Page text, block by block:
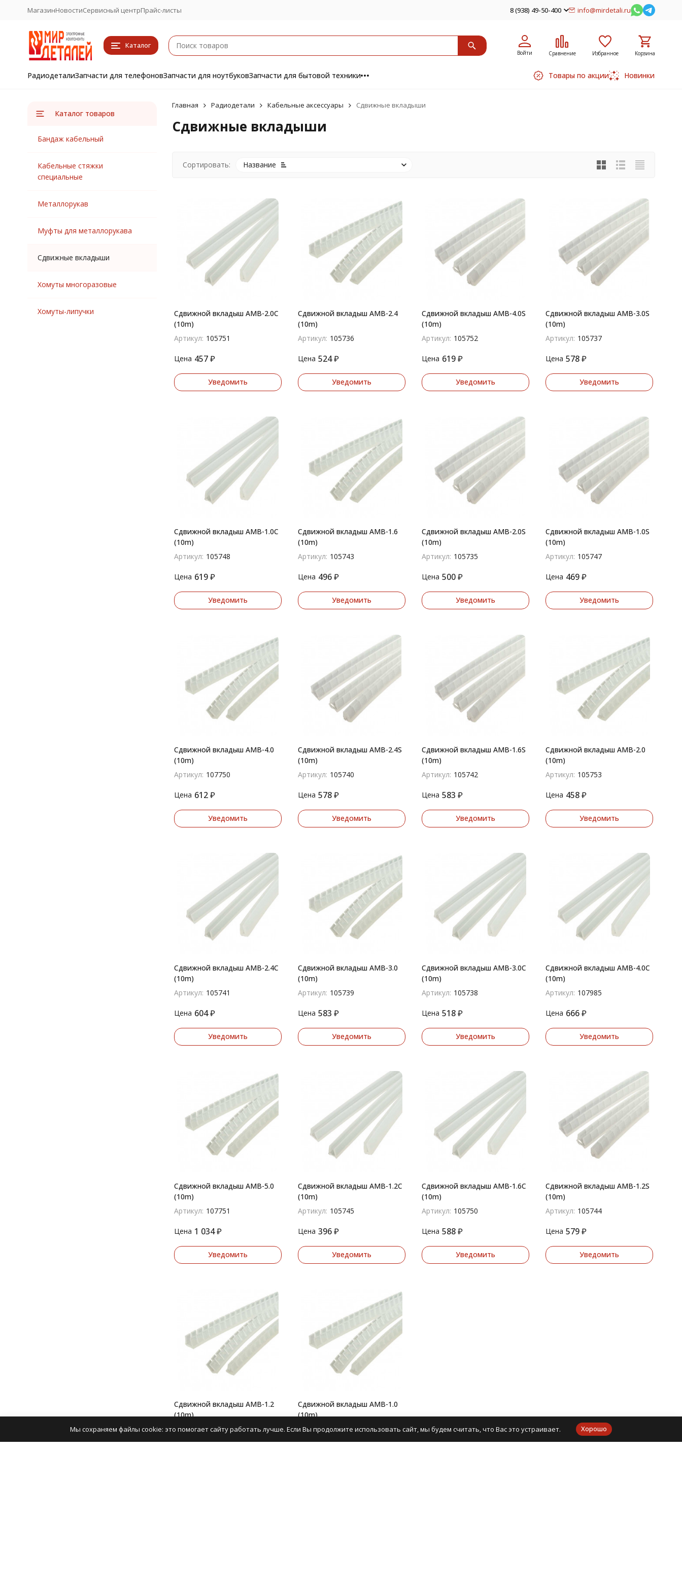
МагазинНовостиСервисный центрПрайс-листы 8 (938) 49-50-400 info@mirdetali.ru
Каталог
Войти Сравнение Избранное Корзина
РадиодеталиЗапчасти для телефоновЗапчасти для ноутбуковЗапчасти для бытовой техники Товары по акции Новинки
Главная Радиодетали Кабельные аксессуары Сдвижные вкладыши
Сдвижные вкладыши
Сортировать: Название
Сдвижной вкладыш AMB-2.0C
(10m)
Артикул: 105751
Цена 457 ₽
Уведомить
Сдвижной вкладыш AMB-2.4
(10m)
Артикул: 105736
Цена 524 ₽
Уведомить
Сдвижной вкладыш AMB-4.0S
(10m)
Артикул: 105752
Цена 619 ₽
Уведомить
Сдвижной вкладыш AMB-3.0S
(10m)
Артикул: 105737
Цена 578 ₽
Уведомить
Сдвижной вкладыш AMB-1.0C
(10m)
Артикул: 105748
Цена 619 ₽
Уведомить
Сдвижной вкладыш AMB-1.6
(10m)
Артикул: 105743
Цена 496 ₽
Уведомить
Сдвижной вкладыш AMB-2.0S
(10m)
Артикул: 105735
Цена 500 ₽
Уведомить
Сдвижной вкладыш AMB-1.0S
(10m)
Артикул: 105747
Цена 469 ₽
Уведомить
Сдвижной вкладыш AMB-4.0
(10m)
Артикул: 107750
Цена 612 ₽
Уведомить
Сдвижной вкладыш AMB-2.4S
(10m)
Артикул: 105740
Цена 578 ₽
Уведомить
Сдвижной вкладыш AMB-1.6S
(10m)
Артикул: 105742
Цена 583 ₽
Уведомить
Сдвижной вкладыш AMB-2.0
(10m)
Артикул: 105753
Цена 458 ₽
Уведомить
Сдвижной вкладыш AMB-2.4C
(10m)
Артикул: 105741
Цена 604 ₽
Уведомить
Сдвижной вкладыш AMB-3.0
(10m)
Артикул: 105739
Цена 583 ₽
Уведомить
Сдвижной вкладыш AMB-3.0C
(10m)
Артикул: 105738
Цена 518 ₽
Уведомить
Сдвижной вкладыш AMB-4.0C
(10m)
Артикул: 107985
Цена 666 ₽
Уведомить
Сдвижной вкладыш AMB-5.0
(10m)
Артикул: 107751
Цена 1 034 ₽
Уведомить
Сдвижной вкладыш AMB-1.2C
(10m)
Артикул: 105745
Цена 396 ₽
Уведомить
Сдвижной вкладыш AMB-1.6C
(10m)
Артикул: 105750
Цена 588 ₽
Уведомить
Сдвижной вкладыш AMB-1.2S
(10m)
Артикул: 105744
Цена 579 ₽
Уведомить
Сдвижной вкладыш AMB-1.2
(10m)
Артикул: 105746
Сдвижной вкладыш AMB-1.0
(10m)
Артикул: 105749
Каталог товаров
Бандаж кабельный
Кабельные стяжки
специальные
Металлорукав
Муфты для металлорукава
Сдвижные вкладыши
Хомуты многоразовые
Хомуты-липучки
Мы сохраняем файлы cookie: это помогает сайту работать лучше. Если Вы продолжите использовать сайт, мы будем считать, что Вас это устраивает. Хорошо